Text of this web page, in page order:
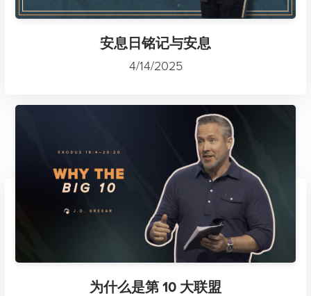
安息日铭记与安息
4/14/2025
为什么是第 10 大联盟